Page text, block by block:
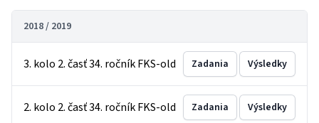
2018 / 2019
3. kolo 2. časť 34. ročník FKS-old Zadania Výsledky
2. kolo 2. časť 34. ročník FKS-old Zadania Výsledky